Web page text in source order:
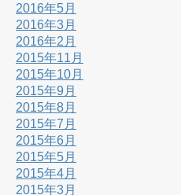
2016年5月
2016年3月
2016年2月
2015年11月
2015年10月
2015年9月
2015年8月
2015年7月
2015年6月
2015年5月
2015年4月
2015年3月